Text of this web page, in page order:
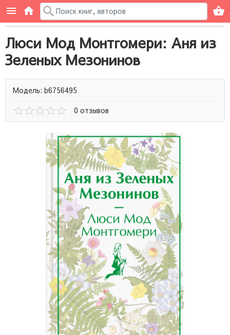
Люси Мод Монтгомери: Аня из
Зеленых Мезонинов
Модель: b6756495
0 отзывов